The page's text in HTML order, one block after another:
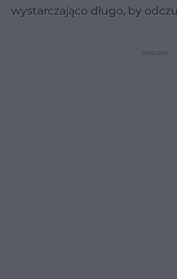
wystarczająco długo, by